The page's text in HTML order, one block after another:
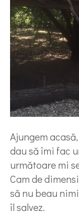
Ajungem
dau să îmi fac
următoare mi
Cam de
să nu beau
îl salvez.